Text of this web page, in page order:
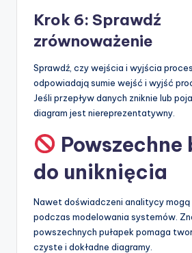
Krok 6: Sprawdź
zrównoważenie
Sprawdź, czy wejścia i wyjścia
odpowiadają sumie wejść i wyjść
Jeśli przepływ danych zniknie lub
diagram jest niereprezentatywny.
Powszechne
do uniknięcia
Nawet doświadczeni analitycy mogą
podczas modelowania systemów.
powszechnych pułapek pomaga
czyste i dokładne diagramy.